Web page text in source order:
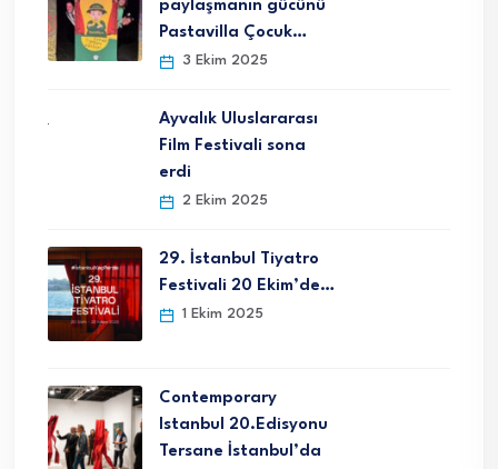
paylaşmanın gücünü
Pastavilla Çocuk…
3 Ekim 2025
Ayvalık Uluslararası
Film Festivali sona
erdi
2 Ekim 2025
29. İstanbul Tiyatro
Festivali 20 Ekim’de…
1 Ekim 2025
Contemporary
Istanbul 20.Edisyonu
Tersane İstanbul’da